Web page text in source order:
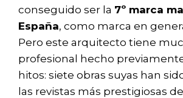
conseguido ser la 7º marca
España, como marca en
Pero este arquitecto tiene
profesional hecho
hitos: siete obras suyas han
las revistas más prestigiosas